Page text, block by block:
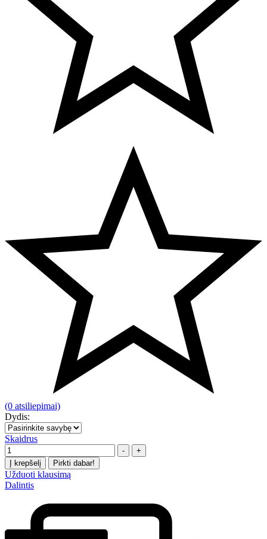
(0 atsiliepimai)
Dydis:
Skaidrus
Kiekis
-
+
Į krepšelį
Pirkti dabar!
Užduoti klausimą
Dalintis